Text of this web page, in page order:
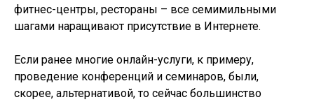
фитнес-центры, рестораны – все семимильными
шагами наращивают присутствие в Интернете.
Если ранее многие онлайн-услуги, к примеру,
проведение конференций и семинаров, были,
скорее, альтернативой, то сейчас большинство